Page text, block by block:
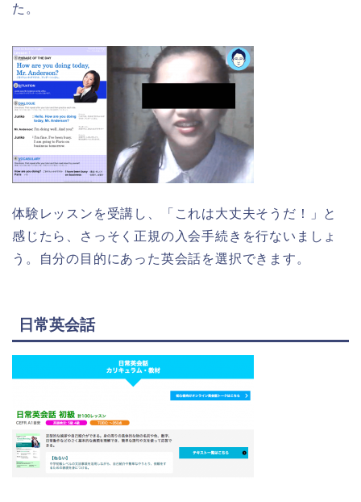
た。
体験レッスンを受講し、「これは大丈夫そうだ！」と
感じたら、さっそく正規の入会手続きを行ないましょ
う。自分の目的にあった英会話を選択できます。
日常英会話